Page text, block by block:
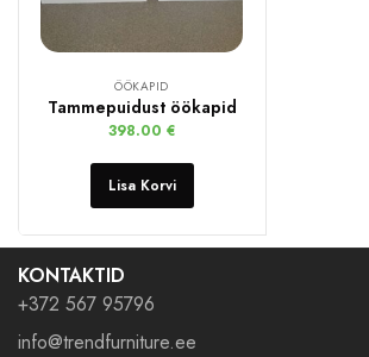
ÖÖKAPID
Tammepuidust öökapid
398.00 €
Lisa Korvi
KONTAKTID
+372 567 95796
info@trendfurniture.ee